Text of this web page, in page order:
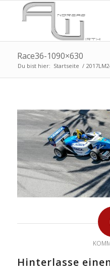
Race36-1090×630
Du bist hier: Startseite /
Hinterlasse